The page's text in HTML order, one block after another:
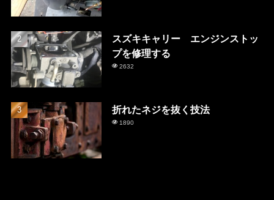
スズキキャリー エンジンストッ
プを修理する
2632
折れたネジを抜く技法
1890